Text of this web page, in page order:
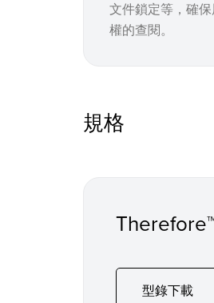
文件鎖定等，確
權的查閱。
規格
型錄下載